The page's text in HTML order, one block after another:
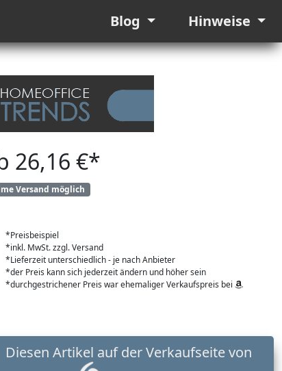
Blog Hinweise
26,16 €*
Versand möglich
*Preisbeispiel
*inkl. MwSt. zzgl. Versand
*Lieferzeit unterschiedlich - je nach Anbieter
*der Preis kann sich jederzeit ändern und höher sein
*durchgestrichener Preis war ehemaliger Verkaufspreis bei